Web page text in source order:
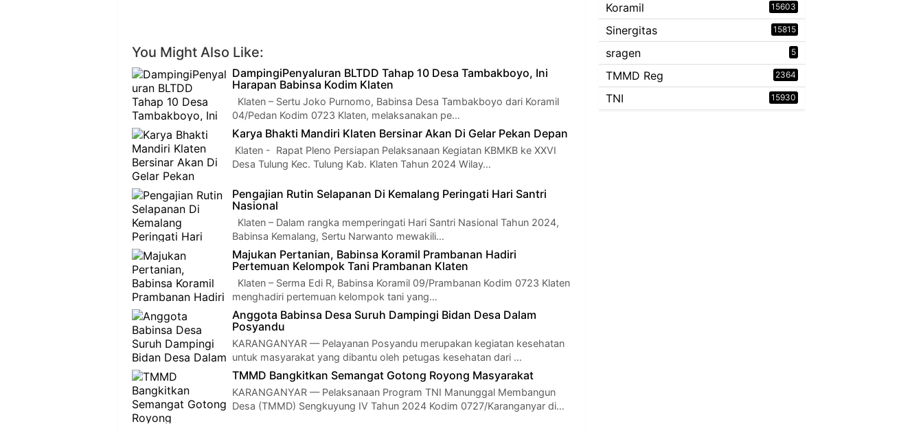
You Might Also Like:
DampingiPenyaluran BLTDD Tahap 10 Desa Tambakboyo, Ini
Harapan Babinsa Kodim Klaten
Klaten – Sertu Joko Purnomo, Babinsa Desa Tambakboyo dari Koramil
04/Pedan Kodim 0723 Klaten, melaksanakan pe…
Karya Bhakti Mandiri Klaten Bersinar Akan Di Gelar Pekan Depan
Klaten - Rapat Pleno Persiapan Pelaksanaan Kegiatan KBMKB ke XXVI
Desa Tulung Kec. Tulung Kab. Klaten Tahun 2024 Wilay…
Pengajian Rutin Selapanan Di Kemalang Peringati Hari Santri
Nasional
Klaten – Dalam rangka memperingati Hari Santri Nasional Tahun 2024,
Babinsa Kemalang, Sertu Narwanto mewakili…
Majukan Pertanian, Babinsa Koramil Prambanan Hadiri
Pertemuan Kelompok Tani Prambanan Klaten
Klaten – Serma Edi R, Babinsa Koramil 09/Prambanan Kodim 0723 Klaten
menghadiri pertemuan kelompok tani yang…
Anggota Babinsa Desa Suruh Dampingi Bidan Desa Dalam
Posyandu
KARANGANYAR — Pelayanan Posyandu merupakan kegiatan kesehatan
untuk masyarakat yang dibantu oleh petugas kesehatan dari …
TMMD Bangkitkan Semangat Gotong Royong Masyarakat
KARANGANYAR — Pelaksanaan Program TNI Manunggal Membangun
Desa (TMMD) Sengkuyung IV Tahun 2024 Kodim 0727/Karanganyar di…
Koramil 15603
Sinergitas 15815
sragen 5
TMMD Reg 2364
TNI 15930